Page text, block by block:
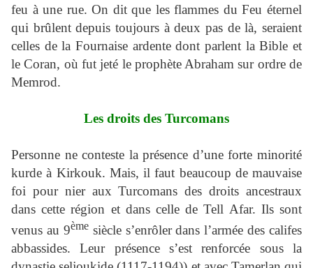
feu à une rue. On dit que les flammes du Feu éternel
qui brûlent depuis toujours à deux pas de là, seraient
celles de la Fournaise ardente dont parlent la Bible et
le Coran, où fut jeté le prophète Abraham sur ordre de
Memrod.
Les droits des Turcomans
Personne ne conteste la présence d’une forte minorité
kurde à Kirkouk. Mais, il faut beaucoup de mauvaise
foi pour nier aux Turcomans des droits ancestraux
dans cette région et dans celle de Tell Afar. Ils sont
venus au 9èmesiècle s’enrôler dans l’armée des califes
abbassides. Leur présence s’est renforcée sous la